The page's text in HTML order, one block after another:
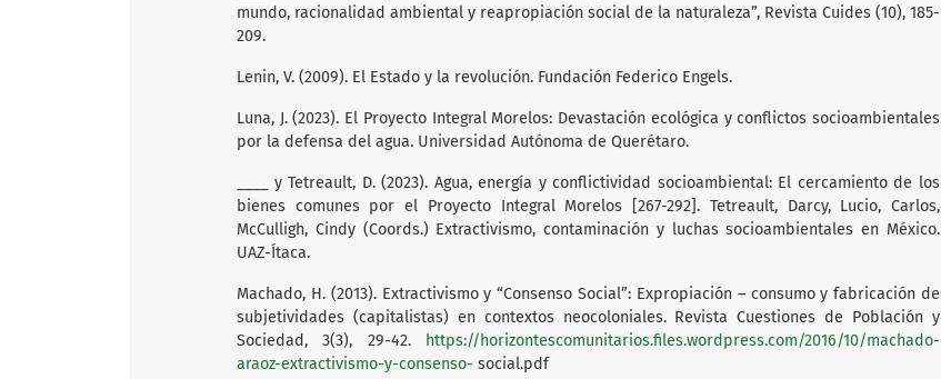
mundo, racionalidad ambiental y reapropiación social de la naturaleza”, Revista Cuides (10), 185-
209.
Lenin, V. (2009). El Estado y la revolución. Fundación Federico Engels.
Luna, J. (2023). El Proyecto Integral Morelos: Devastación ecológica y conflictos socioambientales
por la defensa del agua. Universidad Autónoma de Querétaro.
____ y Tetreault, D. (2023). Agua, energía y conflictividad socioambiental: El cercamiento de los
bienes comunes por el Proyecto Integral Morelos [267-292]. Tetreault, Darcy, Lucio, Carlos,
McCulligh, Cindy (Coords.) Extractivismo, contaminación y luchas socioambientales en México.
UAZ-Ítaca.
Machado, H. (2013). Extractivismo y “Consenso Social”: Expropiación – consumo y fabricación de
subjetividades (capitalistas) en contextos neocoloniales. Revista Cuestiones de Población y
Sociedad, 3(3), 29-42.
https://horizontescomunitarios.files.wordpress.com/2016/10/machado-
araoz-extractivismo-y-consenso- social.pdf